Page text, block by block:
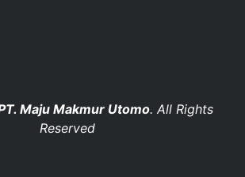
Maju Makmur Utomo. All Rights
Reserved